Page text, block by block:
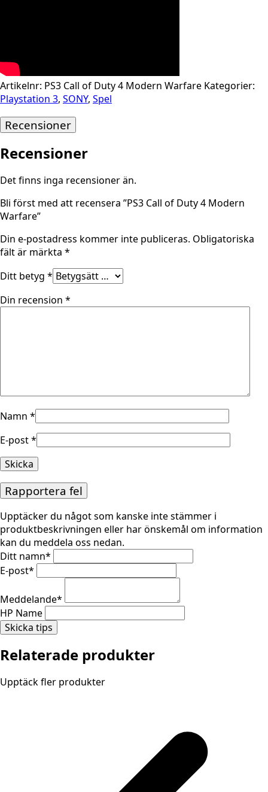
Artikelnr: PS3 Call of Duty 4 Modern Warfare Kategorier:
Playstation 3, SONY, Spel
Recensioner
Recensioner
Det finns inga recensioner än.
Bli först med att recensera ”PS3 Call of Duty 4 Modern
Warfare”
Din e-postadress kommer inte publiceras. Obligatoriska
fält är märkta *
Ditt betyg *
Din recension *
Namn *
E-post*
Rapportera fel
Upptäcker du något som kanske inte stämmer i
produktbeskrivningen eller har önskemål om information
kan du meddela oss nedan.
Ditt namn*
E-post*
Meddelande*
HP Name
Skicka tips
Relaterade produkter
Upptäck fler produkter